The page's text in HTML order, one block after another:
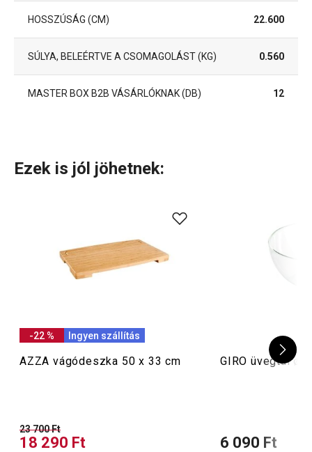
HOSSZÚSÁG (CM) 22.600
SÚLYA, BELEÉRTVE A CSOMAGOLÁST (KG) 0.560
MASTER BOX B2B VÁSÁRLÓKNAK (DB) 12
Ezek is jól jöhetnek:
-22 % Ingyen szállítás
AZZA vágódeszka 50 x 33 cm
23 700 Ft
18 290 Ft
GIRO üvegtál ø
6 090 Ft